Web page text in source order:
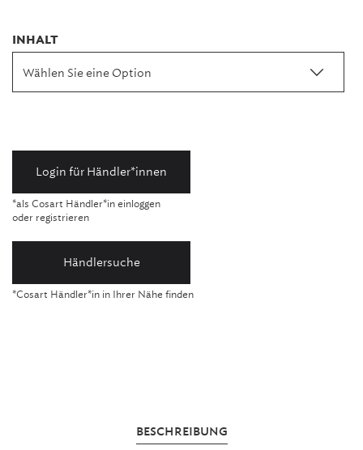
INHALT
Wählen Sie eine Option
Login für Händler*innen
*als Cosart Händler*in einloggen
oder registrieren
Händlersuche
*Cosart Händler*in in Ihrer Nähe finden
BESCHREIBUNG